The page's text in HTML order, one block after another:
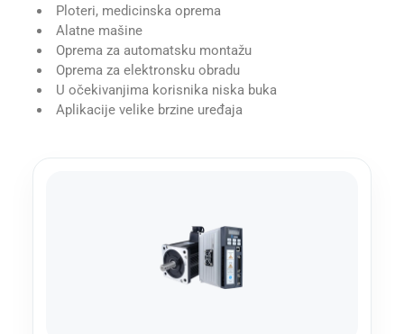
Ploteri, medicinska oprema
Alatne mašine
Oprema za automatsku montažu
Oprema za elektronsku obradu
U očekivanjima korisnika niska buka
Aplikacije velike brzine uređaja